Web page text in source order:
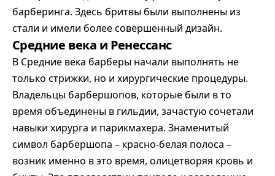
барберинга. Здесь бритвы были выполнены из
стали и имели более совершенный дизайн.
Средние века и Ренессанс
В Средние века барберы начали выполнять не
только стрижки, но и хирургические процедуры.
Владельцы барбершопов, которые были в то
время объединены в гильдии, зачастую сочетали
навыки хирурга и парикмахера. Знаменитый
символ барбершопа – красно-белая полоса –
возник именно в это время, олицетворяя кровь и